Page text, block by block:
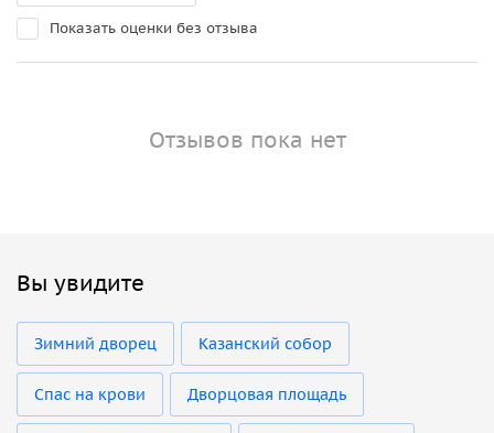
Показать оценки без отзыва
Отзывов пока нет
Вы увидите
Зимний дворец Казанский собор
Спас на крови Дворцовая площадь